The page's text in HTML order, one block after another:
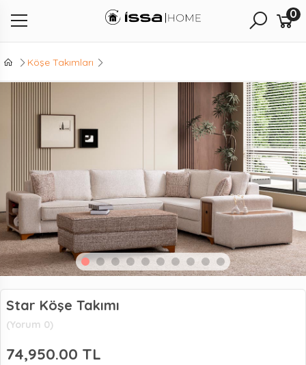
0
Köşe Takımları
Star Köşe Takımı
(Yorum 0)
74,950.00 TL